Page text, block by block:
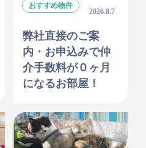
おすすめ物件
2026.8.7
弊社直接のご案
内・お申込みで仲
介手数料が０ヶ月
になるお部屋！